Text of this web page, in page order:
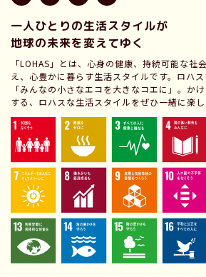
一人ひとりの生活スタイルが
地球の未来を変えてゆく
「LOHAS」とは、心身の健康、持続可能な社
え、心豊かに暮らす生活スタイルです。ロハス
「みんなの小さなエコを大きなコエに」。か
する、ロハスな生活スタイルをぜひ一緒に楽し